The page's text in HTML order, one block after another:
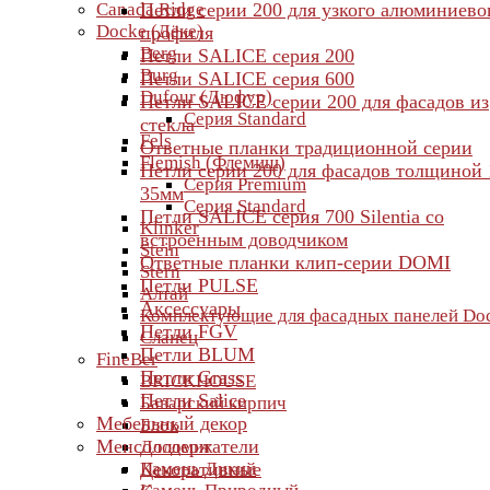
Canada Ridge
Docke (Дёке)
Berg
Burg
Dufour (Дюфур)
Серия Standard
Fels
Flemish (Флемиш)
Серия Premium
Серия Standard
Klinker
Stein
Stern
Алтай
Комплектующие для фасадных панелей
Сланец
FineBer
BRICKHOUSE
Баварский кирпич
Блок
Доломит
Камень Дикий
Петли серии 200 для узкого
профиля
Петли SALICE серия 200
Петли SALICE серия 600
Петли SALICE серии 200 для фасадов из
стекла
Ответные планки традиционной серии
Петли серии 200 для фасадов толщиной
35мм
Петли SALICE серия 700 Silentia со
встроенным доводчиком
Ответные планки клип-серии DOMI
Петли PULSE
Аксессуары
Петли FGV
Петли BLUM
Петли Grass
Петли Salice
Мебельный декор
Менсолодержатели
Декоративные